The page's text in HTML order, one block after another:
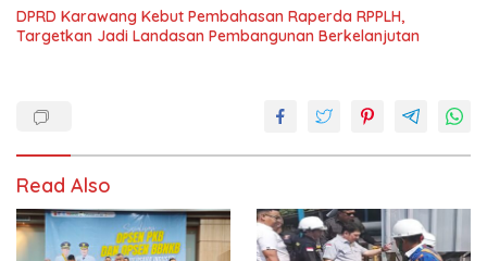
DPRD Karawang Kebut Pembahasan Raperda RPPLH,
Targetkan Jadi Landasan Pembangunan Berkelanjutan
Read Also